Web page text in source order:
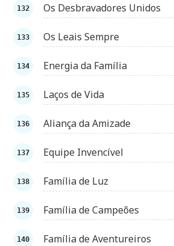
Os Desbravadores Unidos
Os Leais Sempre
Energia da Família
Laços de Vida
Aliança da Amizade
Equipe Invencível
Família de Luz
Família de Campeões
Família de Aventureiros